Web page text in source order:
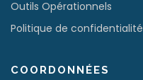
Outils Opérationnels
Politique de confidentialité
COORDONNÉES